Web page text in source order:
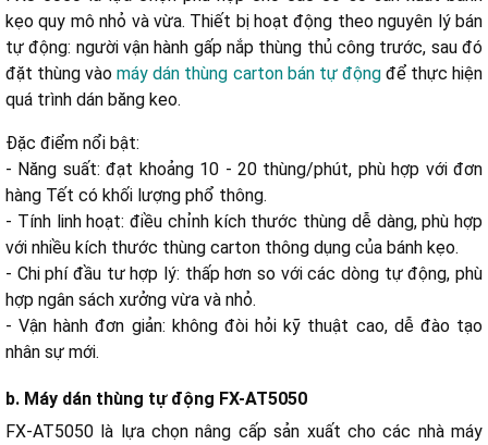
kẹo quy mô nhỏ và vừa. Thiết bị hoạt động theo nguyên lý bán
tự động: người vận hành gấp nắp thùng thủ công trước, sau đó
đặt thùng vàomáy dán thùng carton bán tự độngđể thực hiện
quá trình dán băng keo.
Đặc điểm nổi bật:
- Năng suất: đạt khoảng 10 - 20 thùng/phút, phù hợp với đơn
hàng Tết có khối lượng phổ thông.
- Tính linh hoạt: điều chỉnh kích thước thùng dễ dàng, phù hợp
với nhiều kích thước thùng carton thông dụng của bánh kẹo.
- Chi phí đầu tư hợp lý: thấp hơn so với các dòng tự động, phù
hợp ngân sách xưởng vừa và nhỏ.
- Vận hành đơn giản: không đòi hỏi kỹ thuật cao, dễ đào tạo
nhân sự mới.
b. Máy dán thùng tự động FX-AT5050
FX-AT5050 là lựa chọn nâng cấp sản xuất cho các nhà máy